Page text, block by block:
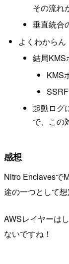
その流れ
垂直統合
よくわからん
結局KMS
KMS
起動ログ
で、この
感想
Nitro Enclavesで
途の一つとして
AWSレイヤーは
ないですね！